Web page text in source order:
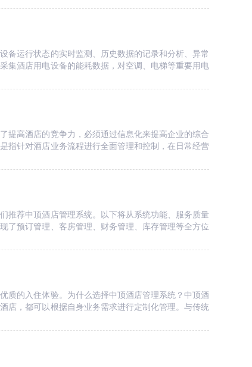
运行状态的实时监测、历史数据的记录和分析、异常
电设备的能耗数据，对空调、电梯等重要用电
高酒店的竞争力，必须通过信息化来提高企业的综合
指针对酒店业务流程进行全面管理和控制，在日常经营
推荐中顶酒店管理系统。以下将从系统功能、服务质量
了预订管理、客房管理、财务管理、库存管理等全方位
质的入住体验。为什么选择中顶酒店管理系统？中顶酒
店，都可以根据自身业务需求进行定制化管理。与传统